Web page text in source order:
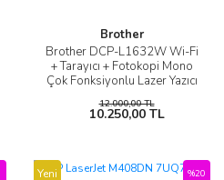
Brother
Brother DCP-L1632W Wi-Fi
+ Tarayıcı + Fotokopi Mono
Çok Fonksiyonlu Lazer Yazıcı
12.000,00 TL
10.250,00 TL
Yeni %20